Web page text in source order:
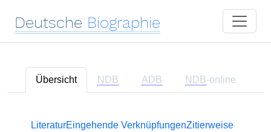
Deutsche Biographie
Übersicht NDB ADB NDB-online
LiteraturEingehende VerknüpfungenZitierweise